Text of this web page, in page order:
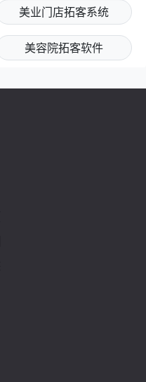
美业门店拓客系统
美容院拓客软件